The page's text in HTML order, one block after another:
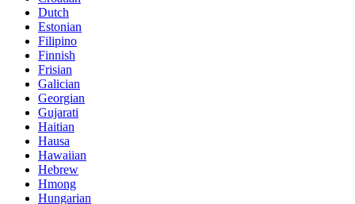
Dutch
Estonian
Filipino
Finnish
Frisian
Galician
Georgian
Gujarati
Haitian
Hausa
Hawaiian
Hebrew
Hmong
Hungarian